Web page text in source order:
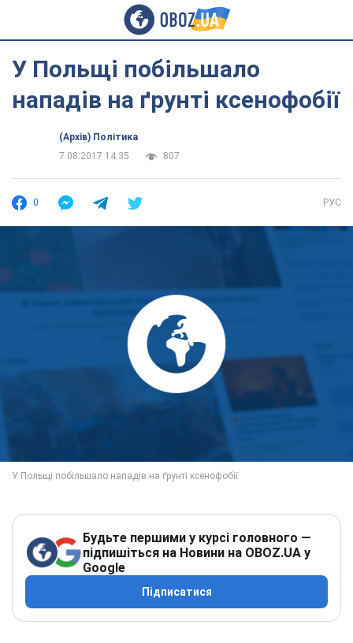
У Польщі побільшало
нападів на ґрунті ксенофобії
(Архів) Політика
7.08.2017 14:35
807
0 РУС
Будьте першими у курсі головного —
підпишіться на Новини на OBOZ.UA у
Google
Підписатися